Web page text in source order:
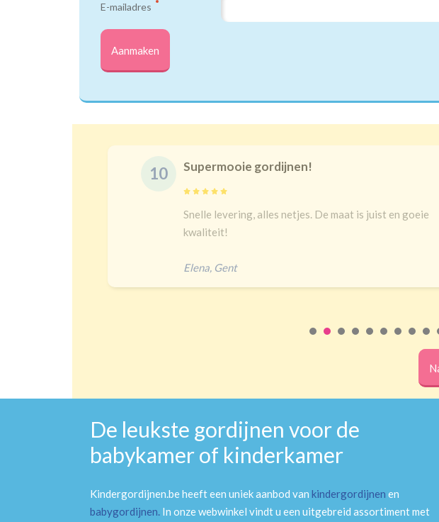
E-mailadres
Aanmaken
10 Supermooie gordijnen!
Snelle levering, alles netjes. De maat is juist en goeie
kwaliteit!
Elena, Gent
De leukste gordijnen voor de
babykamer of kinderkamer
Kindergordijnen.be heeft een uniek aanbod van kindergordijnen en
babygordijnen. In onze webwinkel vindt u een uitgebreid assortiment met